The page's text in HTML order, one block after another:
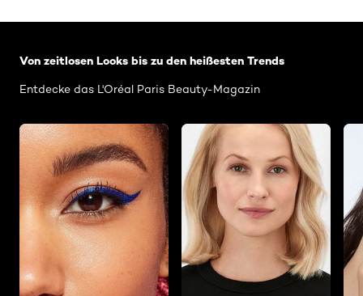
Von zeitlosen Looks bis zu den heißesten Trends
Entdecke das L'Oréal Paris Beauty-Magazin